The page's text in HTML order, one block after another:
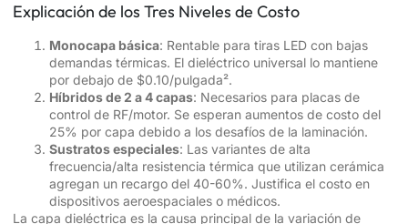
Explicación de los Tres Niveles de Costo
Monocapa básica: Rentable para tiras LED con bajas
demandas térmicas. El dieléctrico universal lo mantiene
por debajo de $0.10/pulgada².
Híbridos de 2 a 4 capas: Necesarios para placas de
control de RF/motor. Se esperan aumentos de costo del
25% por capa debido a los desafíos de la laminación.
Sustratos especiales: Las variantes de alta
frecuencia/alta resistencia térmica que utilizan cerámica
agregan un recargo del 40-60%. Justifica el costo en
dispositivos aeroespaciales o médicos.
La capa dieléctrica es la causa principal de la variación de